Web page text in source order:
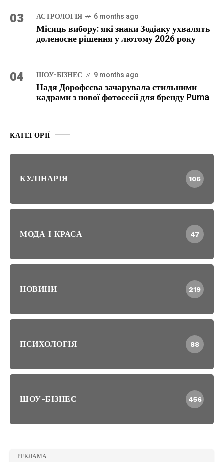
03 АСТРОЛОГІЯ 6 months ago
Місяць вибору: які знаки Зодіаку ухвалять
доленосне рішення у лютому 2026 року
04 ШОУ-БІЗНЕС 9 months ago
Надя Дорофєєва зачарувала стильними
кадрами з нової фотосесії для бренду Puma
КАТЕГОРІЇ
КУЛІНАРІЯ 106
МОДА І КРАСА 47
НОВИНИ 219
ПСИХОЛОГІЯ 88
ШОУ-БІЗНЕС 456
РЕКЛАМА